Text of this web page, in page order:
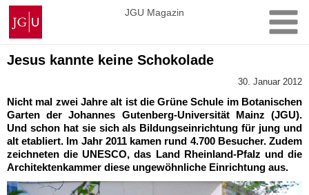
Zum
Inhalt
springen
Johannes
Gutenberg-
Universität
Mainz
JGU Magazin
Jesus kannte keine Schokolade
30. Januar 2012
Nicht mal zwei Jahre alt ist die Grüne Schule im Botanischen
Garten der Johannes Gutenberg-Universität Mainz (JGU).
Und schon hat sie sich als Bildungseinrichtung für jung und
alt etabliert. Im Jahr 2011 kamen rund 4.700 Besucher. Zudem
zeichneten die UNESCO, das Land Rheinland-Pfalz und die
Architektenkammer diese ungewöhnliche Einrichtung aus.